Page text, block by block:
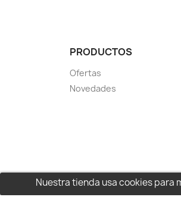
Nuestra tienda usa cookies para
PRODUCTOS
Ofertas
Novedades